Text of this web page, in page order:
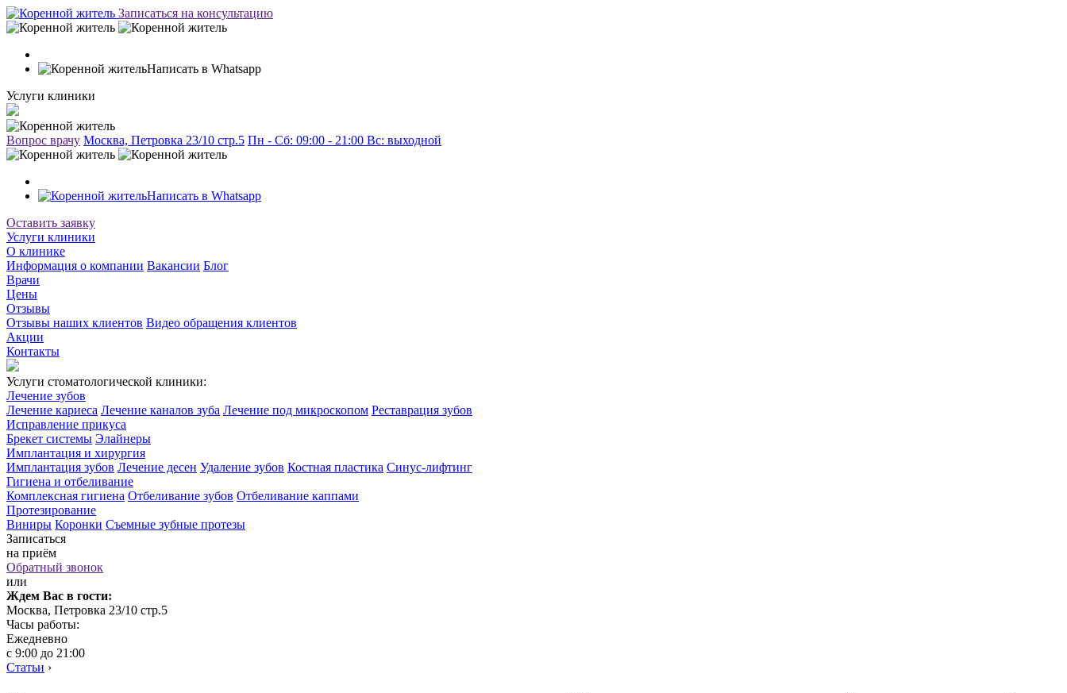
Записаться на консультацию
Написать в Whatsapp
Услуги клиники
Вопрос врачу Москва, Петровка 23/10 стр.5 Пн - Сб: 09:00 - 21:00 Вc: выходной
Написать в Whatsapp
Оставить заявку
Услуги клиники
О клинике
Информация о компании Вакансии Блог
Врачи
Цены
Отзывы
Отзывы наших клиентов Видео обращения клиентов
Акции
Контакты
Услуги стоматологической клиники:
Лечение зубов
Лечение кариеса Лечение каналов зуба Лечение под микроскопом Реставрация зубов
Исправление прикуса
Брекет системы Элайнеры
Имплантация и хирургия
Имплантация зубов Лечение десен Удаление зубов Костная пластика Синус-лифтинг
Гигиена и отбеливание
Комплексная гигиена Отбеливание зубов Отбеливание каппами
Протезирование
Виниры Коронки Съемные зубные протезы
Записаться
на приём
Обратный звонок
или
Ждем Вас в гости:
Москва, Петровка 23/10 стр.5
Часы работы:
Ежедневно
с 9:00 до 21:00
Статьи ›